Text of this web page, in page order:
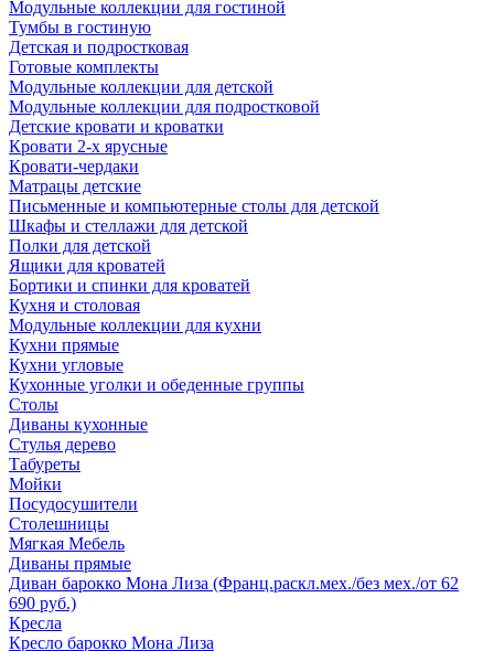
Модульные коллекции для гостиной
Тумбы в гостиную
Детская и подростковая
Готовые комплекты
Модульные коллекции для детской
Модульные коллекции для подростковой
Детские кровати и кроватки
Кровати 2-х ярусные
Кровати-чердаки
Матрацы детские
Письменные и компьютерные столы для детской
Шкафы и стеллажи для детской
Полки для детской
Ящики для кроватей
Бортики и спинки для кроватей
Кухня и столовая
Модульные коллекции для кухни
Кухни прямые
Кухни угловые
Кухонные уголки и обеденные группы
Столы
Диваны кухонные
Стулья дерево
Табуреты
Мойки
Посудосушители
Столешницы
Мягкая Мебель
Диваны прямые
Диван барокко Мона Лиза (Франц.раскл.мех./без мех./от 62
690 руб.)
Кресла
Кресло барокко Мона Лиза